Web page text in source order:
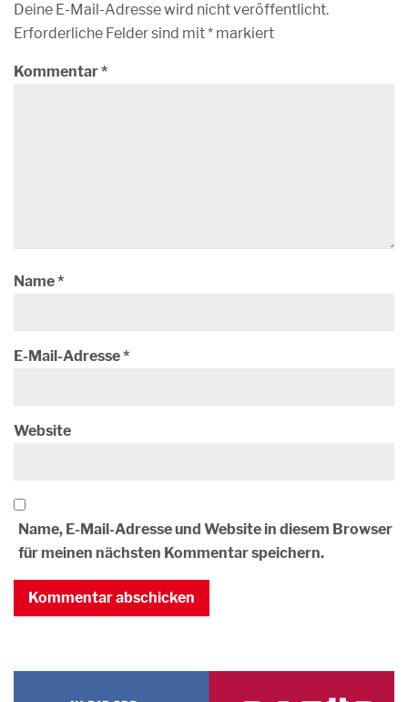
Deine E-Mail-Adresse wird nicht veröffentlicht.
Erforderliche Felder sind mit* markiert
Kommentar*
Name*
E-Mail-Adresse*
Website
Name, E-Mail-Adresse und Website in diesem Browser
für meinen nächsten Kommentar speichern.